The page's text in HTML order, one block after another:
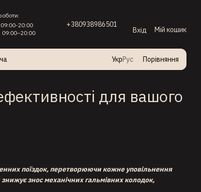
20:00
+380938986501
Вхід Мій кошик
УкрРус Порівняння
для вашого
поїздок, перетворюючи кожне уповільнення
знос механічних гальмівних колодок,